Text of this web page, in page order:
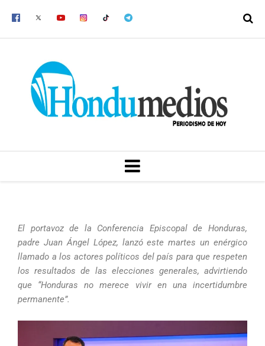
MENU
El portavoz de la Conferencia Episcopal de Honduras,
padre Juan Ángel López, lanzó este martes un enérgico
llamado a los actores políticos del país para que respeten
los resultados de las elecciones generales, advirtiendo
que “Honduras no merece vivir en una incertidumbre
permanente”.